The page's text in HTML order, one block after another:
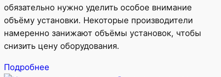
обязательно нужно уделить особое внимание
объёму установки. Некоторые производители
намеренно занижают объёмы установок, чтобы
снизить цену оборудования.
Подробнее